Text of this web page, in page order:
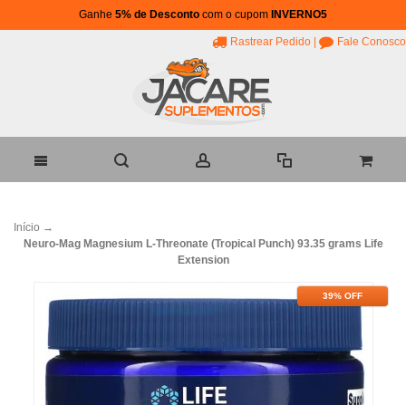
Ganhe 5% de Desconto com o cupom INVERNO5
Rastrear Pedido Fale Conosco
Início →
Neuro-Mag Magnesium L-Threonate (Tropical Punch) 93.35 grams Life
Extension
39% OFF